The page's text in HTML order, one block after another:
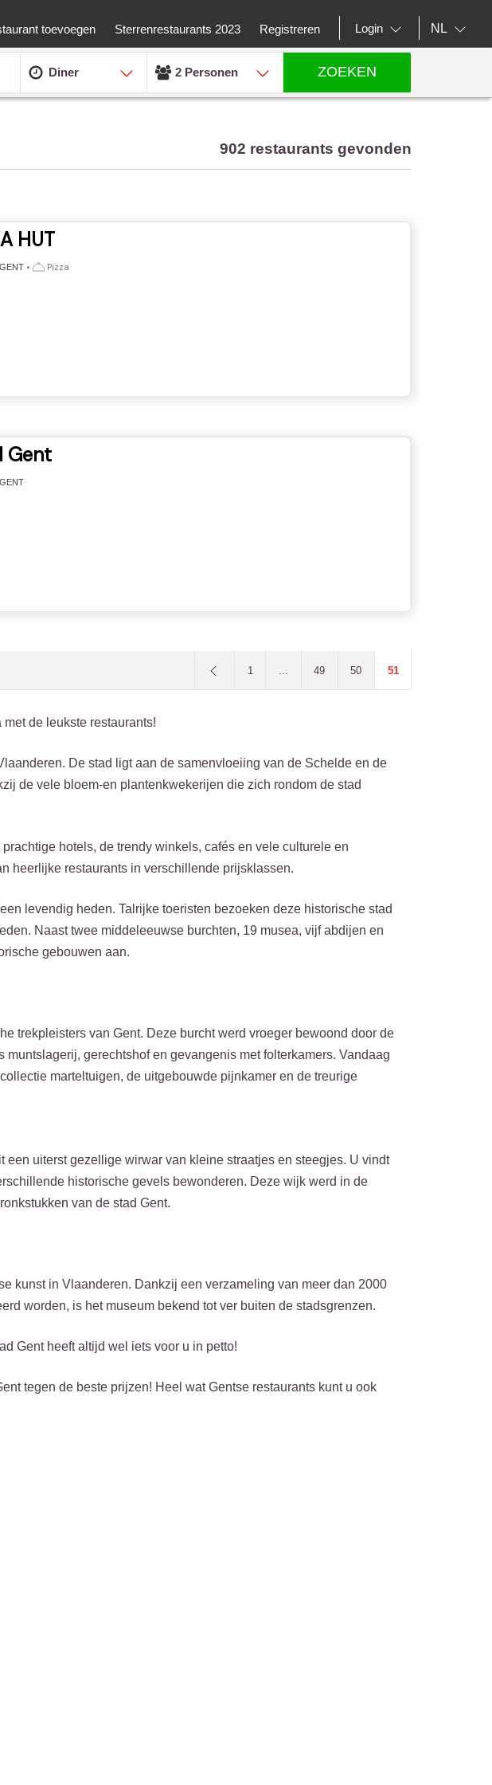
toevoegen Sterrenrestaurants 2023 Registreren Login NL
Diner 2 Personen ZOEKEN
902 restaurants gevonden
HUT
• Pizza
Gent
1 49 50 51
de leukste restaurants!
De stad ligt aan de samenvloeiing van de Schelde en de
de vele bloem-en plantenkwekerijen die zich rondom de stad
hotels, de trendy winkels, cafés en vele culturele en
heerlijke restaurants in verschillende prijsklassen.
levendig heden. Talrijke toeristen bezoeken deze historische stad
Naast twee middeleeuwse burchten, 19 musea, vijf abdijen en
gebouwen aan.
trekpleisters van Gent. Deze burcht werd vroeger bewoond door de
gerechtshof en gevangenis met folterkamers. Vandaag
marteltuigen, de uitgebouwde pijnkamer en de treurige
uiterst gezellige wirwar van kleine straatjes en steegjes. U vindt
historische gevels bewonderen. Deze wijk werd in de
van de stad Gent.
kunst in Vlaanderen. Dankzij een verzameling van meer dan 2000
worden, is het museum bekend tot ver buiten de stadsgrenzen.
Gent heeft altijd wel iets voor u in petto!
tegen de beste prijzen! Heel wat Gentse restaurants kunt u ook